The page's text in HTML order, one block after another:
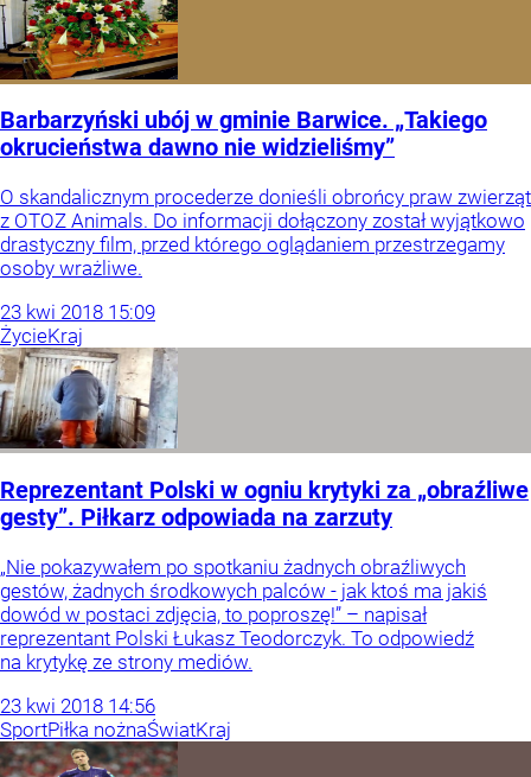
Barbarzyński ubój w gminie Barwice. „Takiego
okrucieństwa dawno nie widzieliśmy”
O skandalicznym procederze donieśli obrońcy praw zwierząt
z OTOZ Animals. Do informacji dołączony został wyjątkowo
drastyczny film, przed którego oglądaniem przestrzegamy
osoby wrażliwe.
23 kwi 2018 15:09
ŻycieKraj
Reprezentant Polski w ogniu krytyki za „obraźliwe
gesty”. Piłkarz odpowiada na zarzuty
„Nie pokazywałem po spotkaniu żadnych obraźliwych
gestów, żadnych środkowych palców - jak ktoś ma jakiś
dowód w postaci zdjęcia, to poproszę!” – napisał
reprezentant Polski Łukasz Teodorczyk. To odpowiedź
na krytykę ze strony mediów.
23 kwi 2018 14:56
SportPiłka nożnaŚwiatKraj